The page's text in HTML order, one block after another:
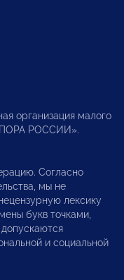
организация малого
РОССИИ».
Согласно
мы не
лексику
букв точками,
и социальной